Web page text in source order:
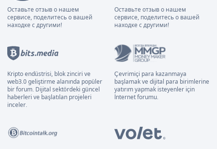
Оставьте отзыв о нашем
сервисе, поделитесь о вашей
находке с другими!
Оставьте отзыв о нашем
сервисе, поделитесь о вашей
находке с другими!
Kripto endüstrisi, blok zinciri ve
web3.0 geliştirme alanında popüler
bir forum. Dijital sektördeki güncel
haberleri ve başlatılan projeleri
inceler.
Çevrimiçi para kazanmaya
başlamak ve dijital para birimlerine
yatırım yapmak isteyenler için
İnternet forumu.